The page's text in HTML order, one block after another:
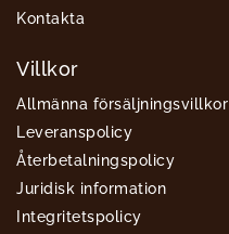
Kontakta
Villkor
Allmänna försäljningsvillkor
Leveranspolicy
Återbetalningspolicy
Juridisk information
Integritetspolicy